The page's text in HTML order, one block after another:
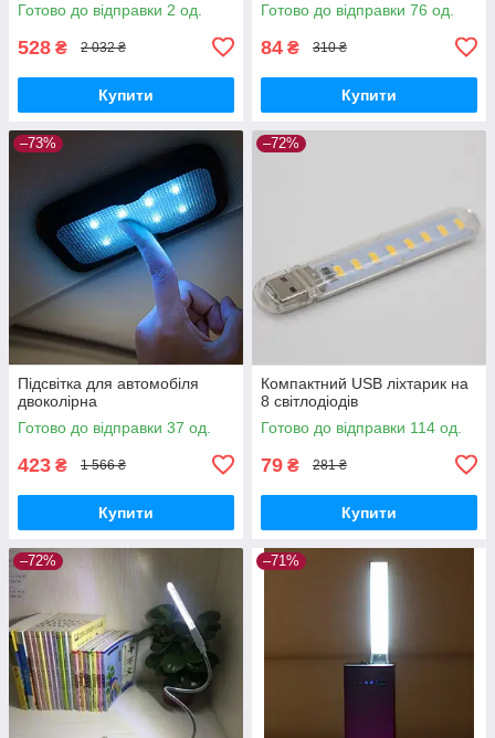
Готово до відправки 2 од.
528 ₴ 2 032 ₴
Купити
Готово до відправки 76 од.
84 ₴ 310 ₴
Купити
–73%
Підсвітка для автомобіля
двоколірна
Готово до відправки 37 од.
423 ₴ 1 566 ₴
Купити
–72%
Компактний USB ліхтарик на
8 світлодіодів
Готово до відправки 114 од.
79 ₴ 281 ₴
Купити
–72% –71%